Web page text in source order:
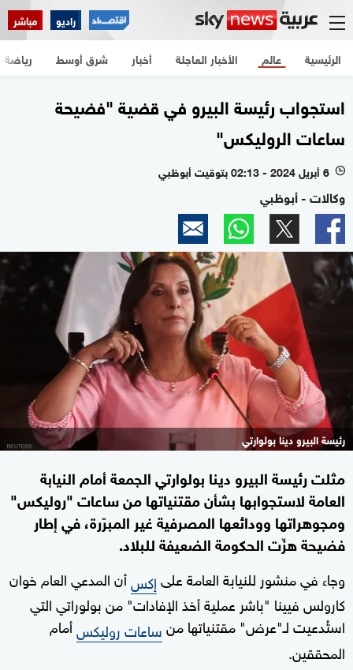
راديو مباشر
الرئيسية الأخبار العاجلة أخبار شرق أوسط عالم رياضة
استجواب رئيسة البيرو في قضية "فضيحة
ساعات الروليكس"
l 6 أبريل 2024 - 02:13 بتوقيت أبوظبي
وكالات - أبوظبي
رئيسة البيرو دينا بولوارتي
مثلت رئيسة البيرو دينا بولوارتي الجمعة أمام النيابة
العامة لاستجوابها بشأن مقتنياتها من ساعات "روليكس"
ومجوهراتها وودائعها المصرفية غير المبرّرة، في إطار
فضيحة هزّت الحكومة الضعيفة للبلاد.
وجاء في منشور للنيابة العامة علىإكسأن المدعي العام خوان
كارولس فيينا "باشر عملية أخذ الإفادات" من بولوراتي التي
استُدعيت لـ"عرض" مقتنياتها منساعات روليكسأمام
المحققين.